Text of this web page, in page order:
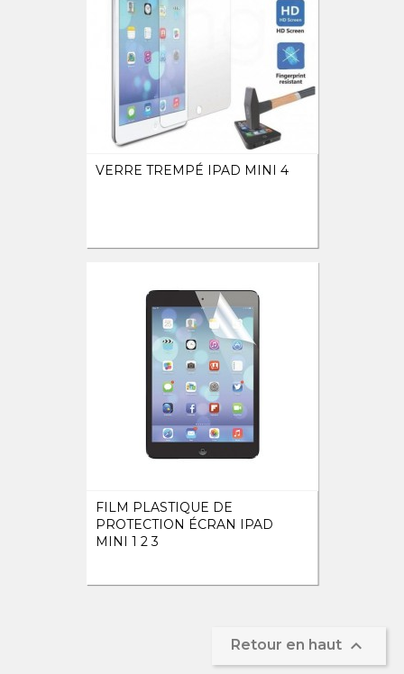
VERRE TREMPÉ IPAD MINI 4
FILM PLASTIQUE DE
PROTECTION ÉCRAN IPAD
MINI 1 2 3
Retour en haut 